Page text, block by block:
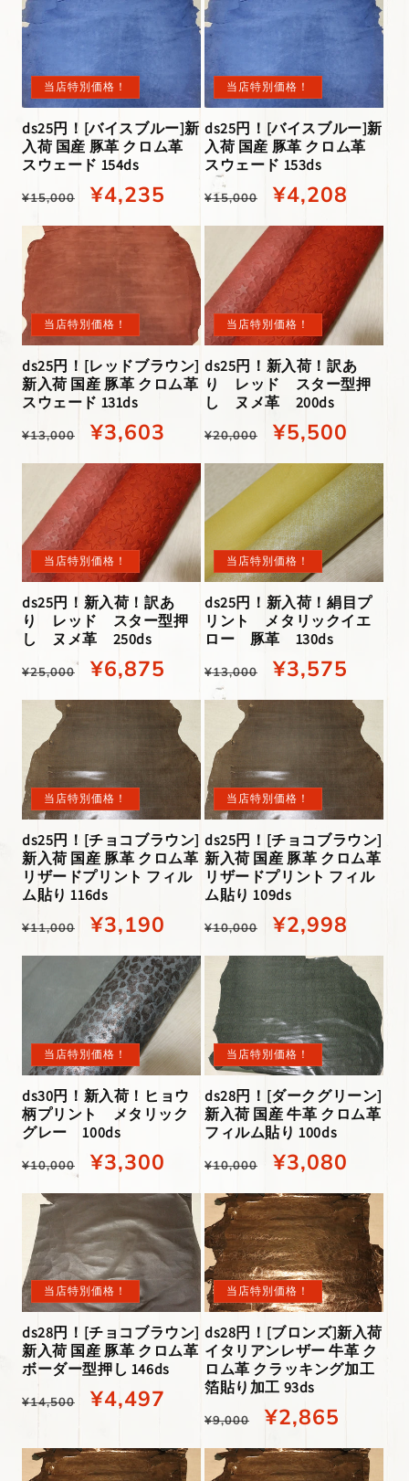
価
格
特
別
価
格
価
格
特
別
価
格
当店特別価格！
ds25円！[バイスブルー]新
入荷 国産 豚革 クロム革
スウェード 154ds
通
常
価
格
¥15,000
当
店
価
格
¥4,235
当店特別価格！
ds25円！[バイスブルー]新
入荷 国産 豚革 クロム革
スウェード 153ds
通
常
格
¥15,000
当
店
特
別
価
格
¥4,208
当店特別価格！
ds25円！[レッドブラウン]
新入荷 国産 豚革 クロム革
スウェード 131ds
通
常
格
¥13,000
当
店
特
別
価
格
¥3,603
当店特別価格！
ds25円！新入荷！訳あ
り レッド スター型押
し ヌメ革 200ds
通
常
格
¥20,000
当
店
特
別
価
格
¥5,500
当店特別価格！
ds25円！新入荷！訳あ
り レッド スター型押
し ヌメ革 250ds
通
常
格
¥25,000
当
店
特
価
格
¥6,875
当店特別価格！
ds25円！新入荷！絹目プ
リント メタリックイエ
ロー 豚革 130ds
通
常
格
¥13,000
当
店
特
価
格
¥3,575
当店特別価格！
ds25円！[チョコブラウン]
新入荷 国産 豚革 クロム革
リザードプリント フィル
ム貼り 116ds
通
常
¥11,000
当
店
特
別
価
格
¥3,190
当店特別価格！
ds25円！[チョコブラウン]
新入荷 国産 豚革 クロム革
リザードプリント フィル
ム貼り 109ds
通
常
価
格
¥10,000
当
店
特
別
価
格
¥2,998
当店特別価格！
ds30円！新入荷！ヒョウ
柄プリント メタリック
グレー 100ds
通
常
価
格
¥10,000
当
店
特
別
価
格
¥3,300
当店特別価格！
ds28円！[ダークグリーン]
新入荷 国産 牛革 クロム革
フィルム貼り 100ds
通
常
価
格
¥10,000
当
店
特
別
価
格
¥3,080
当店特別価格！
ds28円！[チョコブラウン]
新入荷 国産 豚革 クロム革
ボーダー型押し 146ds
通
価
¥14,500
当
特
¥4,497
当店特別価格！
ds28円！[ブロンズ]新入荷
イタリアンレザー 牛革 ク
ロム革 クラッキング加工
箔貼り加工 93ds
通
常
¥9,000
当
店
¥2,865